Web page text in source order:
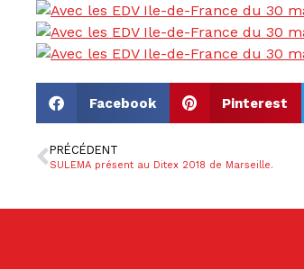
Facebook Pinterest
PRÉCÉDENT
SULEMA présent au Ditex 2018 de Marseille.